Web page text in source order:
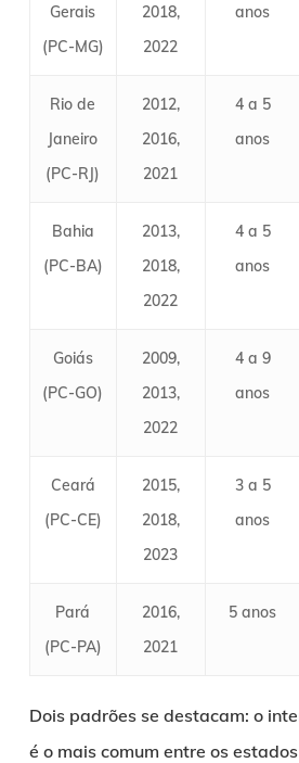
Gerais
(PC-MG)
2018,
2022
anos
Rio de
Janeiro
(PC-RJ)
2012,
2016,
2021
4 a 5
anos
Bahia
(PC-BA)
2013,
2018,
2022
4 a 5
anos
Goiás
(PC-GO)
2009,
2013,
2022
4 a 9
anos
Ceará
(PC-CE)
2015,
2018,
2023
3 a 5
anos
Pará
(PC-PA)
2016,
2021
5 anos
Dois padrões se destacam: o
é o mais comum entre os